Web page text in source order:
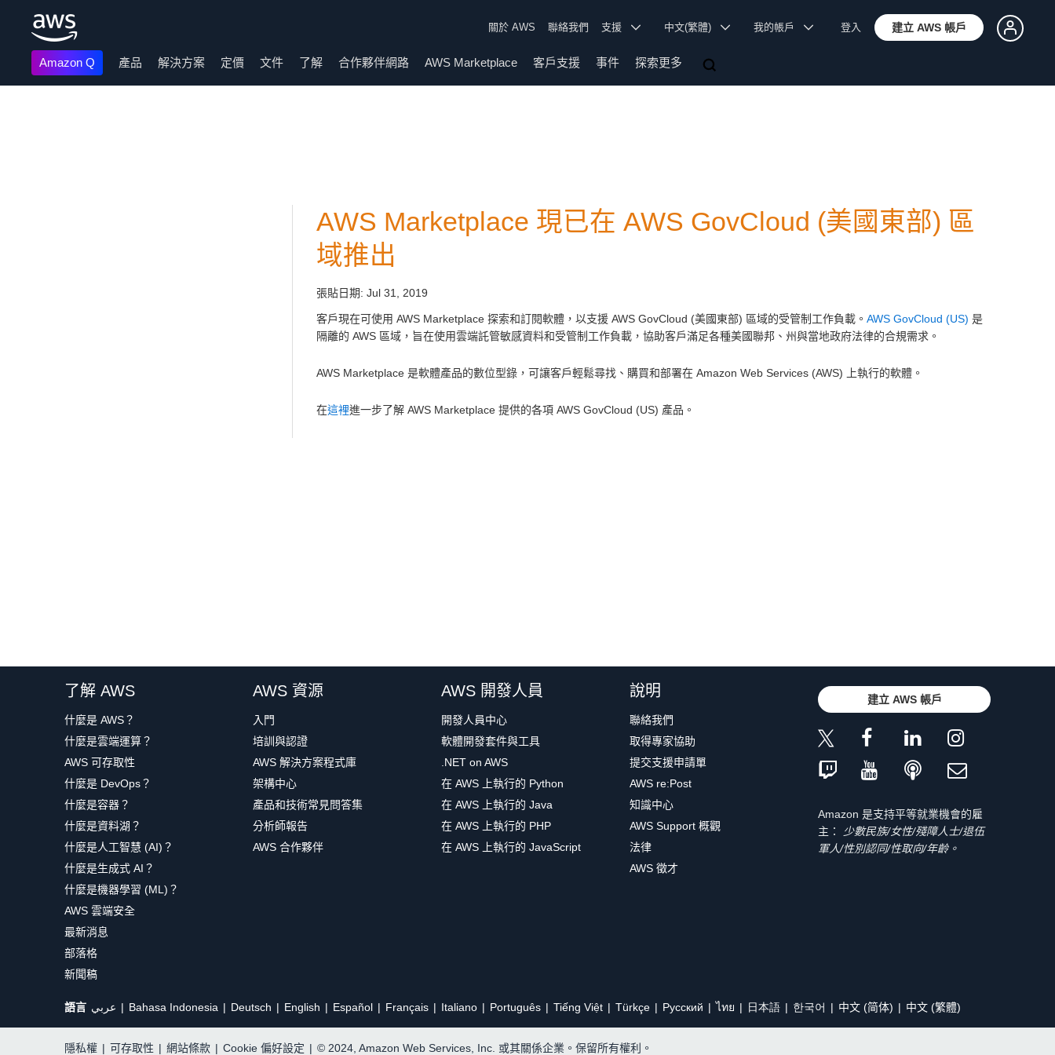
關於 AWS 聯絡我們 支援 中文(繁體) 我的帳戶 登入 建立 AWS 帳戶
Amazon Q 產品 解決方案 定價 文件 了解 合作夥伴網路 AWS Marketplace 客戶支援 事件 探索更多
AWS Marketplace 現已在 AWS GovCloud (美國東部) 區
域推出
張貼日期: Jul 31, 2019
客戶現在可使用 AWS Marketplace 探索和訂閱軟體，以支援 AWS GovCloud (美國東部) 區域的受管制工作負載。 AWS GovCloud (US) 是
隔離的 AWS 區域，旨在使用雲端託管敏感資料和受管制工作負載，協助客戶滿足各種美國聯邦、州與當地政府法律的合規需求。
AWS Marketplace 是軟體產品的數位型錄，可讓客戶輕鬆尋找、購買和部署在 Amazon Web Services (AWS) 上執行的軟體。
在這裡進一步了解 AWS Marketplace 提供的各項 AWS GovCloud (US) 產品。
了解 AWS
什麼是 AWS？
什麼是雲端運算？
AWS 可存取性
什麼是 DevOps？
什麼是容器？
什麼是資料湖？
什麼是人工智慧 (AI)？
什麼是生成式 AI？
什麼是機器學習 (ML)？
AWS 雲端安全
最新消息
部落格
新聞稿
AWS 資源
入門
培訓與認證
AWS 解決方案程式庫
架構中心
產品和技術常見問答集
分析師報告
AWS 合作夥伴
AWS 開發人員
開發人員中心
軟體開發套件與工具
.NET on AWS
在 AWS 上執行的 Python
在 AWS 上執行的 Java
在 AWS 上執行的 PHP
在 AWS 上執行的 JavaScript
說明
聯絡我們
取得專家協助
提交支援申請單
AWS re:Post
知識中心
AWS Support 概觀
法律
AWS 徵才
建立 AWS 帳戶
Amazon 是支持平等就業機會的雇
主：
少數民族/女性/殘障人士/退伍
軍人/性別認同/性取向/年齡。
語言 عربي Bahasa Indonesia Deutsch English Español Français Italiano Português Tiếng Việt Türkçe Ρусский ไทย 日本語 한국어 中文 (简体) 中文 (繁體)
隱私權 | 可存取性 | 網站條款 | Cookie 偏好設定 | © 2024, Amazon Web Services, Inc. 或其關係企業。保留所有權利。